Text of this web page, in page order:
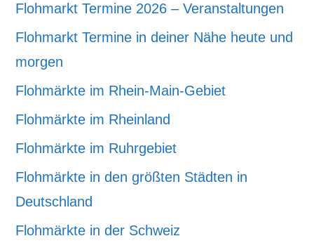
Flohmarkt Termine 2026 – Veranstaltungen
Flohmarkt Termine in deiner Nähe heute und
morgen
Flohmärkte im Rhein-Main-Gebiet
Flohmärkte im Rheinland
Flohmärkte im Ruhrgebiet
Flohmärkte in den größten Städten in
Deutschland
Flohmärkte in der Schweiz